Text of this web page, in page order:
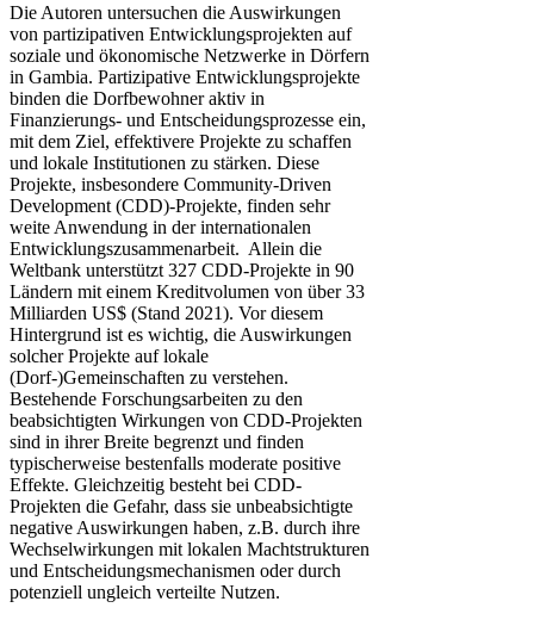
Die Autoren untersuchen die Auswirkungen
von partizipativen Entwicklungsprojekten auf
soziale und ökonomische Netzwerke in Dörfern
in Gambia. Partizipative Entwicklungsprojekte
binden die Dorfbewohner aktiv in
Finanzierungs- und Entscheidungsprozesse ein,
mit dem Ziel, effektivere Projekte zu schaffen
und lokale Institutionen zu stärken. Diese
Projekte, insbesondere Community-Driven
Development (CDD)-Projekte, finden sehr
weite Anwendung in der internationalen
Entwicklungszusammenarbeit. Allein die
Weltbank unterstützt 327 CDD-Projekte in 90
Ländern mit einem Kreditvolumen von über 33
Milliarden US$ (Stand 2021). Vor diesem
Hintergrund ist es wichtig, die Auswirkungen
solcher Projekte auf lokale
(Dorf-)Gemeinschaften zu verstehen.
Bestehende Forschungsarbeiten zu den
beabsichtigten Wirkungen von CDD-Projekten
sind in ihrer Breite begrenzt und finden
typischerweise bestenfalls moderate positive
Effekte. Gleichzeitig besteht bei CDD-
Projekten die Gefahr, dass sie unbeabsichtigte
negative Auswirkungen haben, z.B. durch ihre
Wechselwirkungen mit lokalen Machtstrukturen
und Entscheidungsmechanismen oder durch
potenziell ungleich verteilte Nutzen.